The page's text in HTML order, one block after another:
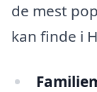
de mest
kan finde i